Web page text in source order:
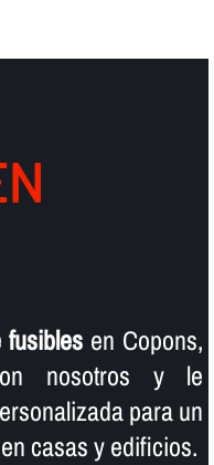
en Copons,
nosotros y le
para un
casas y edificios.